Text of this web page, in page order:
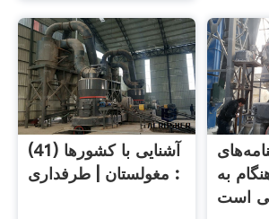
آشنایی با کشورها (41)
: مغولستان | طرفداری
به
است